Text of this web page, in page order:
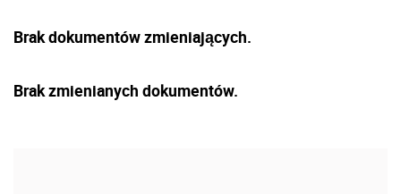
Brak dokumentów zmieniających.
Brak zmienianych dokumentów.